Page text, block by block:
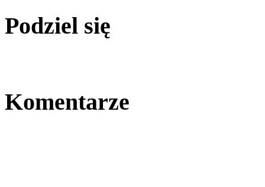
Podziel się
Komentarze